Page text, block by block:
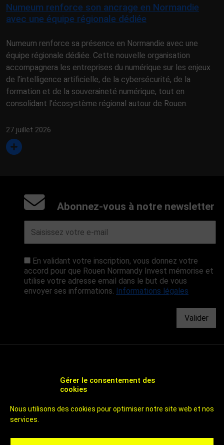
Gérer le consentement des
cookies
Nous utilisons des cookies pour optimiser notre site web et nos
services.
Numeum renforce son ancrage en Normandie
avec une équipe régionale dédiée
Numeum renforce sa présence en Normandie avec une
équipe régionale dédiée. Cette nouvelle organisation
accompagnera les entreprises du numérique sur les enjeux
de l’intelligence artificielle, de la cybersécurité, de la
formation et de la souveraineté numérique, tout en
consolidant l’écosystème régional autour de Rouen.
27 juillet 2026
Abonnez-vous à notre newsletter
En validant votre inscription, vous donnez votre
accord pour que Rouen Normandy Invest mémorise et
utilise votre adresse email dans le but de vous
envoyer ses informations. Informations légales
Valider
ÉCONOMIQUE ET D'ATTRACTIVITÉ DE ROUEN
UN TERRITOIRE DE 800 000 HABITANTS
CHOOSE ROUEN - ICI C'EST ROUEN - INVEST IN ROUEN